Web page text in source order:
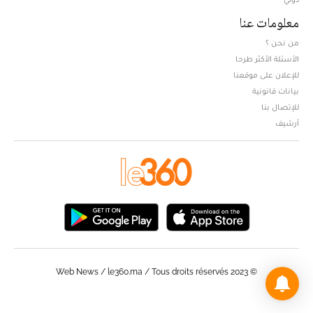
معلومات عنا
من نحن ؟
الأسئلة الأكثر طرحا
للإعلان على موقعنا
بيانات قانونية
للإتصال بنا
أرشيف
© Web News / le360.ma / Tous droits réservés 2023